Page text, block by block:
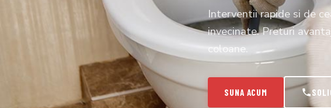
Interventii rapide si de
invecinate. Preturi
coloane.
SUNA ACUM